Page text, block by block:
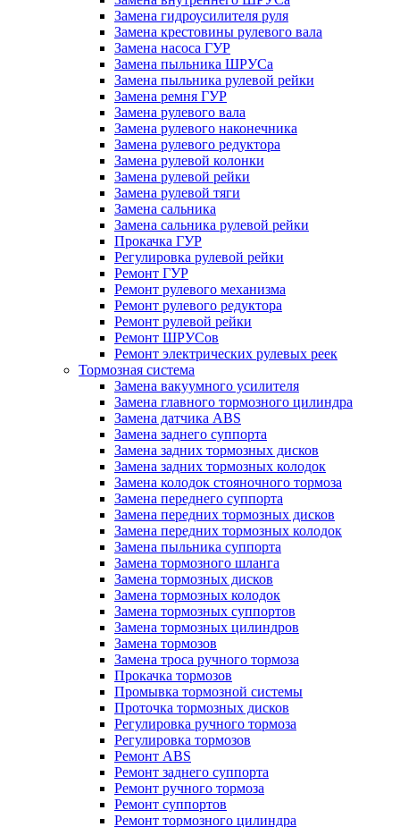
Замена гидроусилителя руля
Замена крестовины рулевого вала
Замена насоса ГУР
Замена пыльника ШРУСа
Замена пыльника рулевой рейки
Замена ремня ГУР
Замена рулевого вала
Замена рулевого наконечника
Замена рулевого редуктора
Замена рулевой колонки
Замена рулевой рейки
Замена рулевой тяги
Замена сальника
Замена сальника рулевой рейки
Прокачка ГУР
Регулировка рулевой рейки
Ремонт ГУР
Ремонт рулевого механизма
Ремонт рулевого редуктора
Ремонт рулевой рейки
Ремонт ШРУСов
Ремонт электрических рулевых реек
Тормозная система
Замена вакуумного усилителя
Замена главного тормозного цилиндра
Замена датчика ABS
Замена заднего суппорта
Замена задних тормозных дисков
Замена задних тормозных колодок
Замена колодок стояночного тормоза
Замена переднего суппорта
Замена передних тормозных дисков
Замена передних тормозных колодок
Замена пыльника суппорта
Замена тормозного шланга
Замена тормозных дисков
Замена тормозных колодок
Замена тормозных суппортов
Замена тормозных цилиндров
Замена тормозов
Замена троса ручного тормоза
Прокачка тормозов
Промывка тормозной системы
Проточка тормозных дисков
Регулировка ручного тормоза
Регулировка тормозов
Ремонт ABS
Ремонт заднего суппорта
Ремонт ручного тормоза
Ремонт суппортов
Ремонт тормозного цилиндра